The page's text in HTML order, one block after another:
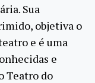
Sua
objetiva o
e é uma
e
Teatro do